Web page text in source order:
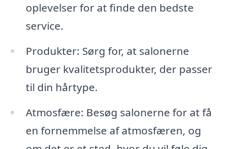
oplevelser for at finde den bedste
service.
Produkter: Sørg for, at salonerne
bruger kvalitetsprodukter, der passer
til din hårtype.
Atmosfære: Besøg salonerne for at få
en fornemmelse af atmosfæren, og